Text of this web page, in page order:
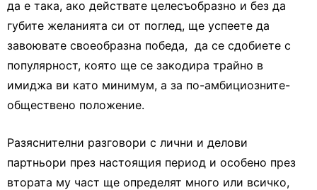
да е така, ако действате целесъобразно и без да
губите желанията си от поглед, ще успеете да
завоювате своеобразна победа, да се сдобиете с
популярност, която ще се закодира трайно в
имиджа ви като минимум, а за по-амбициозните-
обществено положение.
Разяснителни разговори с лични и делови
партньори през настоящия период и особено през
втората му част ще определят много или всичко,